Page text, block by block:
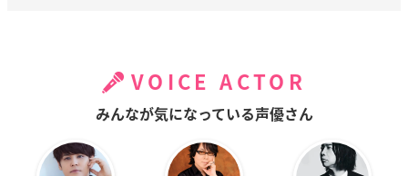
VOICE ACTOR
みんなが気になっている声優さん